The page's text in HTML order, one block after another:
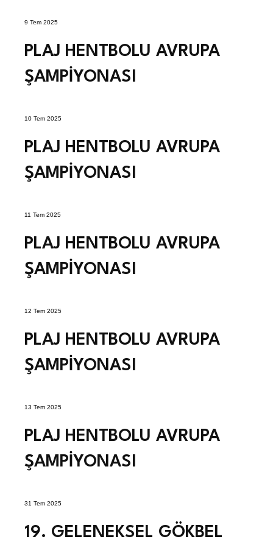
9 Tem 2025
PLAJ HENTBOLU AVRUPA
ŞAMPİYONASI
10 Tem 2025
PLAJ HENTBOLU AVRUPA
ŞAMPİYONASI
11 Tem 2025
PLAJ HENTBOLU AVRUPA
ŞAMPİYONASI
12 Tem 2025
PLAJ HENTBOLU AVRUPA
ŞAMPİYONASI
13 Tem 2025
PLAJ HENTBOLU AVRUPA
ŞAMPİYONASI
31 Tem 2025
19. GELENEKSEL GÖKBEL